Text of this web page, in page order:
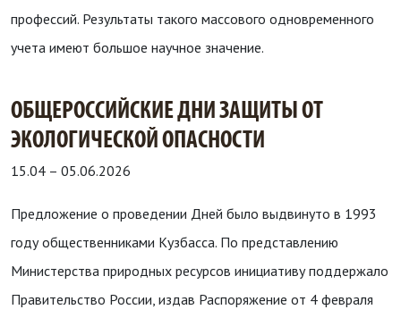
профессий. Результаты такого массового одновременного
учета имеют большое научное значение.
ОБЩЕРОССИЙСКИЕ ДНИ ЗАЩИТЫ ОТ
ЭКОЛОГИЧЕСКОЙ ОПАСНОСТИ
15.04 – 05.06.2026
Предложение о проведении Дней было выдвинуто в 1993
году общественниками Кузбасса. По представлению
Министерства природных ресурсов инициативу поддержало
Правительство России, издав Распоряжение от 4 февраля